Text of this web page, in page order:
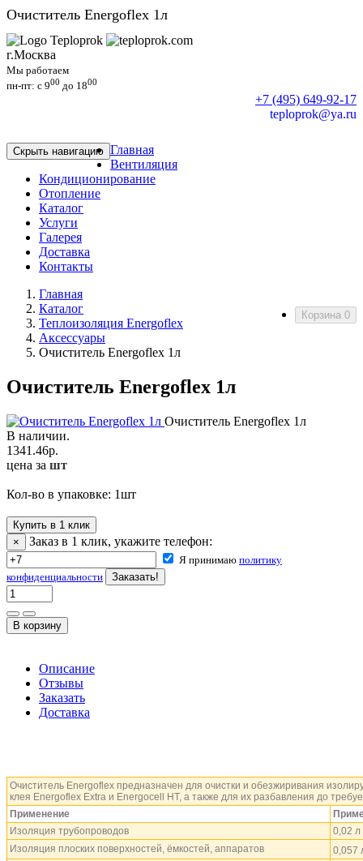
Очиститель Energoflex 1л
г.Москва
Мы работаем
пн-пт: c 900 до 1800
+7 (495) 649-92-17
teploprok@ya.ru
Скрыть навигацию Главная
Вентиляция
Кондиционирование
Отопление
Каталог
Услуги
Галерея
Доставка
Контакты
Корзина 0
Главная
Каталог
Теплоизоляция Energoflex
Аксессуары
Очиститель Energoflex 1л
Очиститель Energoflex 1л
Очиститель Energoflex 1л
В наличии.
1341.46р.
цена за шт
Кол-во в упаковке: 1шт
Купить в 1 клик
×
Заказ в 1 клик, укажите телефон:
Я принимаю политику
конфиденциальности
Описание
Отзывы
Заказать
Доставка
Очиститель Energoflex предназначен для очистки и обезжиривания
клея Energoflex Extra и Energoсell HT, а также для их разбавления до
Применение
Изоляция трубопроводов
0,02 л
Изоляция плоских поверхностей, ёмкостей, аппаратов
0,057